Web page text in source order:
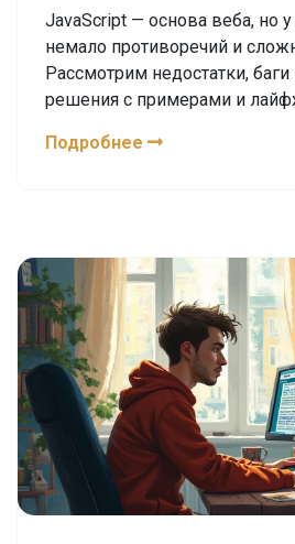
свежие тренды
JavaScript — основа веба, но у
немало противоречий и
Рассмотрим недостатки,
решения с примерами и
Подробнее